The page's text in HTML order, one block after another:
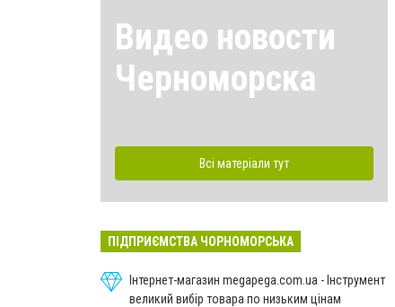
Видео новости
Черноморска
Всі матеріали тут
ПІДПРИЄМСТВА ЧОРНОМОРСЬКА
Інтернет-магазин megapega.com.ua - Інструмент
великий вибір товара по низьким цінам